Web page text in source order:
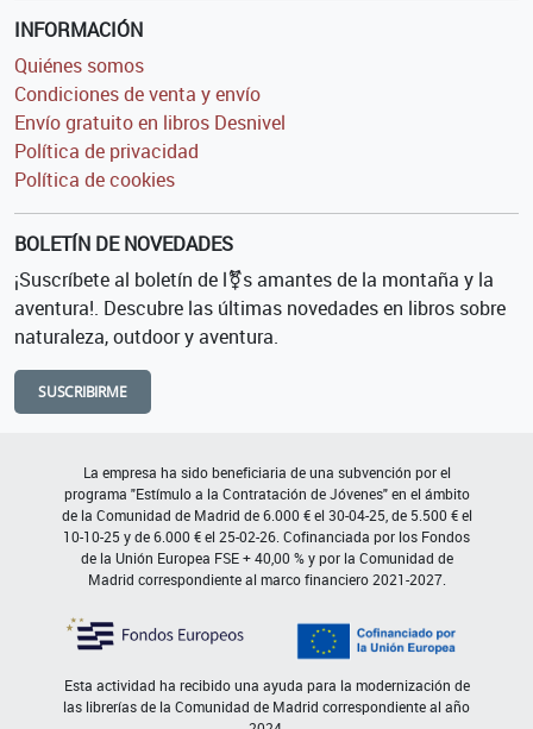
INFORMACIÓN
Quiénes somos
Condiciones de venta y envío
Envío gratuito en libros Desnivel
Política de privacidad
Política de cookies
BOLETÍN DE NOVEDADES
¡Suscríbete al boletín de l⚧s amantes de la montaña y la
aventura!. Descubre las últimas novedades en libros sobre
naturaleza, outdoor y aventura.
SUSCRIBIRME
La empresa ha sido beneficiaria de una subvención por el
programa "Estímulo a la Contratación de Jóvenes" en el ámbito
de la Comunidad de Madrid de 6.000 € el 30-04-25, de 5.500 € el
10-10-25 y de 6.000 € el 25-02-26. Cofinanciada por los Fondos
de la Unión Europea FSE + 40,00 % y por la Comunidad de
Madrid correspondiente al marco financiero 2021-2027.
Esta actividad ha recibido una ayuda para la modernización de
las librerías de la Comunidad de Madrid correspondiente al año